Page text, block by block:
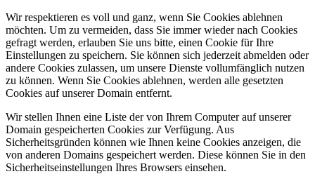
Wir respektieren es voll und ganz, wenn Sie Cookies ablehnen
möchten. Um zu vermeiden, dass Sie immer wieder nach Cookies
gefragt werden, erlauben Sie uns bitte, einen Cookie für Ihre
Einstellungen zu speichern. Sie können sich jederzeit abmelden oder
andere Cookies zulassen, um unsere Dienste vollumfänglich nutzen
zu können. Wenn Sie Cookies ablehnen, werden alle gesetzten
Cookies auf unserer Domain entfernt.
Wir stellen Ihnen eine Liste der von Ihrem Computer auf unserer
Domain gespeicherten Cookies zur Verfügung. Aus
Sicherheitsgründen können wie Ihnen keine Cookies anzeigen, die
von anderen Domains gespeichert werden. Diese können Sie in den
Sicherheitseinstellungen Ihres Browsers einsehen.